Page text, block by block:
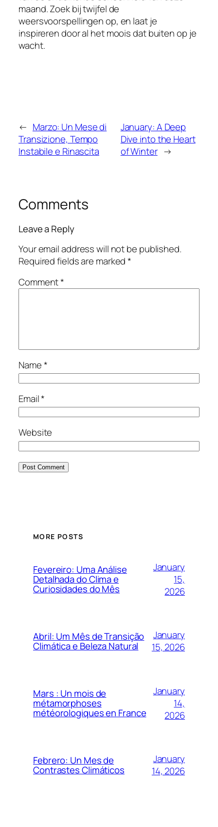
maand. Zoek bij twijfel de
weersvoorspellingen op, en laat je
inspireren door al het moois dat buiten op je
wacht.
← Marzo: Un Mese di
Transizione, Tempo
Instabile e Rinascita
January: A Deep
Dive into the Heart
of Winter →
Comments
Leave a Reply
Your email address will not be published.
Required fields are marked*
Comment*
Name*
Email*
Website
MORE POSTS
Fevereiro: Uma Análise
Detalhada do Clima e
Curiosidades do Mês
January
15,
2026
Abril: Um Mês de Transição
Climática e Beleza Natural
January
15, 2026
Mars : Un mois de
métamorphoses
météorologiques en France
January
14,
2026
Febrero: Un Mes de
Contrastes Climáticos
January
14, 2026